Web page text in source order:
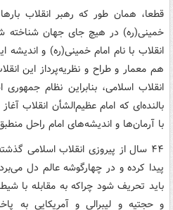
قطعا، همان طور که رهبر انقلاب بارها
خمینی(ره) در هیچ جای جهان
انقلاب با نام امام خمینی(ره) و
هم معمار و طراح و نظریه‌پرداز این
انقلاب اسلامی، بنابراین نظام
بالنده‌ای که امام عظیم‌الشأن انقلاب
با آرمان‌ها و اندیشه‌های امام راحل
۴۴ سال از پیروزی انقلاب اسلامی
پیدا کرده و در چهارگوشه عالم دل
باید تحریف شود چراکه به مقابله با
و حجتیه و لیبرالی و آمریکایی به